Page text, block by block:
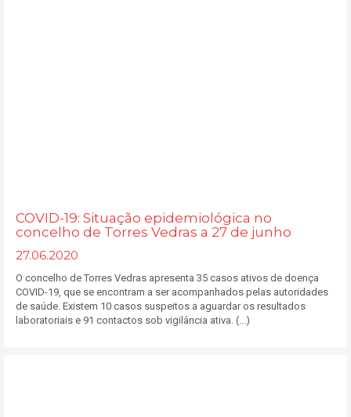
COVID-19: Situação epidemiológica no
concelho de Torres Vedras a 27 de junho
27.06.2020
O concelho de Torres Vedras apresenta 35 casos ativos de doença
COVID-19, que se encontram a ser acompanhados pelas autoridades
de saúde. Existem 10 casos suspeitos a aguardar os resultados
laboratoriais e 91 contactos sob vigilância ativa. (...)